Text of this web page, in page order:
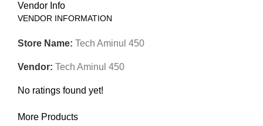
Vendor Info
VENDOR INFORMATION
Store Name: Tech Aminul 450
Vendor: Tech Aminul 450
No ratings found yet!
More Products